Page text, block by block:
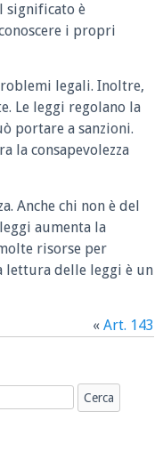
significato è
i propri
legali. Inoltre,
Le leggi regolano la
portare a sanzioni.
la consapevolezza
Anche chi non è del
aumenta la
risorse per
lettura delle leggi è un
« Art. 143